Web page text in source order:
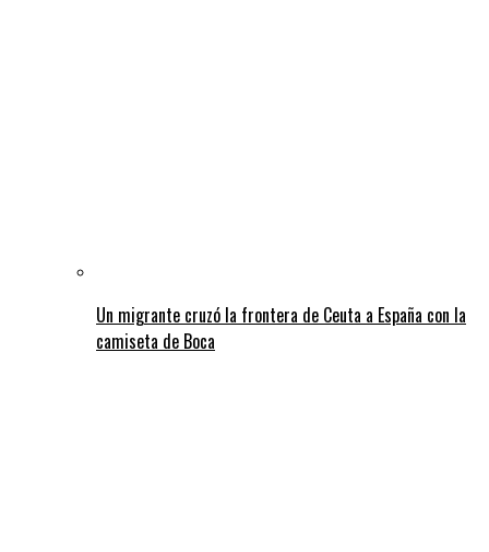
Un migrante cruzó la frontera de Ceuta a España con la
camiseta de Boca